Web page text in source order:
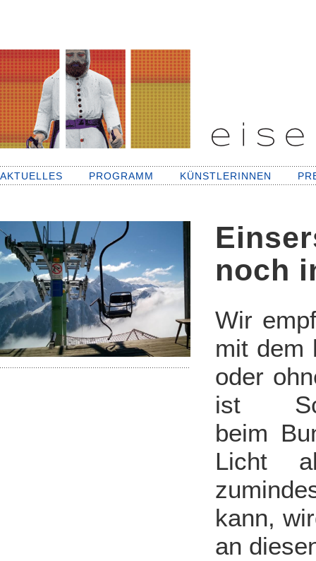
AKTUELLES PROGRAMM KÜNSTLERINNEN
noch
Wir
mit dem
oder
ist
beim
Licht
kann,
an